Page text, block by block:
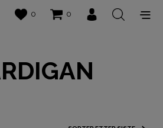
0 0